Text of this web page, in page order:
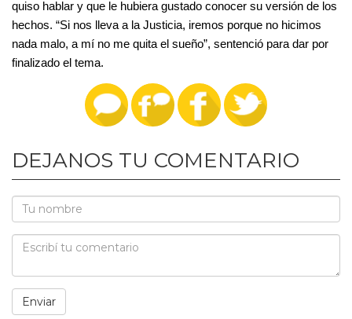
quiso hablar y que le hubiera gustado conocer su versión de los
hechos. “Si nos lleva a la Justicia, iremos porque no hicimos
nada malo, a mí no me quita el sueño”, sentenció para dar por
finalizado el tema.
DEJANOS TU COMENTARIO